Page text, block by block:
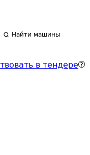
Найти машины
в тендере